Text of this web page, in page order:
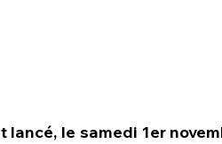
le samedi 1er